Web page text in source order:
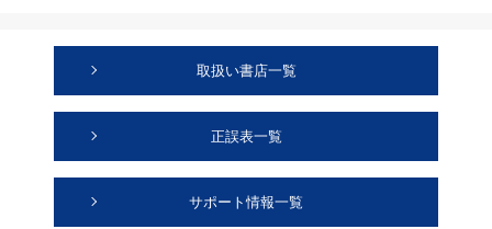
取扱い書店一覧
正誤表一覧
サポート情報一覧